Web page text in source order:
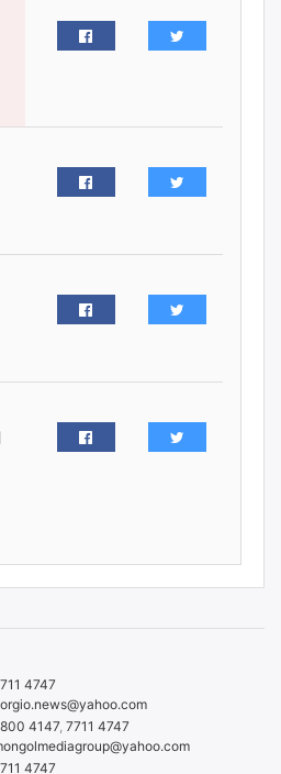
долларын санхүүжилтийн
эцсийн гэрээг есдүгээр сард
Ханын материалд эхний
ээлжийн 6 блок орон сууцны
Цагдаагийн дэд хурандаа
оногдуулах хуулийн
ЕБС-ийн захирлын үүргийг түр
эзэмшлийнх нь дансаар заал,
зогсоолын төлбөр ₮121.5
4747
4147, 7711 4747
4747